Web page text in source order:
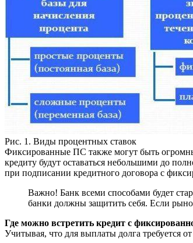
Рис. 1. Виды процентных ставок
Фиксированные ПС также могут быть
кредиту будут оставаться небольшими до
при подписании кредитного договора с
Важно! Банк всеми способами будет
банки должны защитить себя. Если
Где можно встретить кредит с
Учитывая, что для выплаты долга требуется